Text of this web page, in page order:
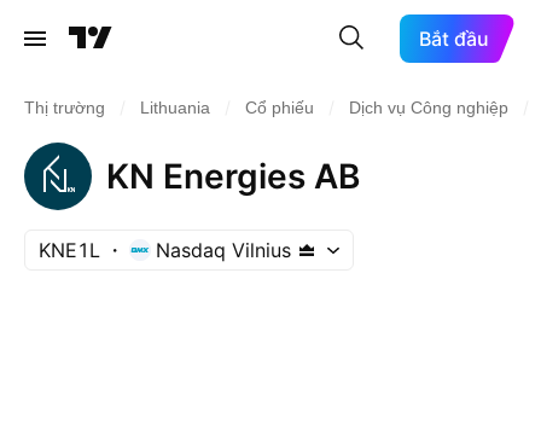
Bắt đầu
Thị trường Lithuania Cổ phiếu Dịch vụ Công nghiệp
KN Energies AB
KNE1L Nasdaq Vilnius